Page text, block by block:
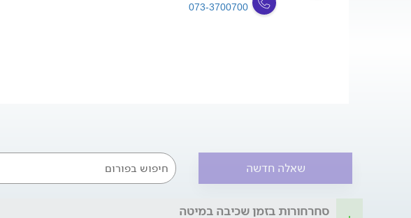
073-3700700
שאלה חדשה
סחרחורות בזמן שכיבה במיטה